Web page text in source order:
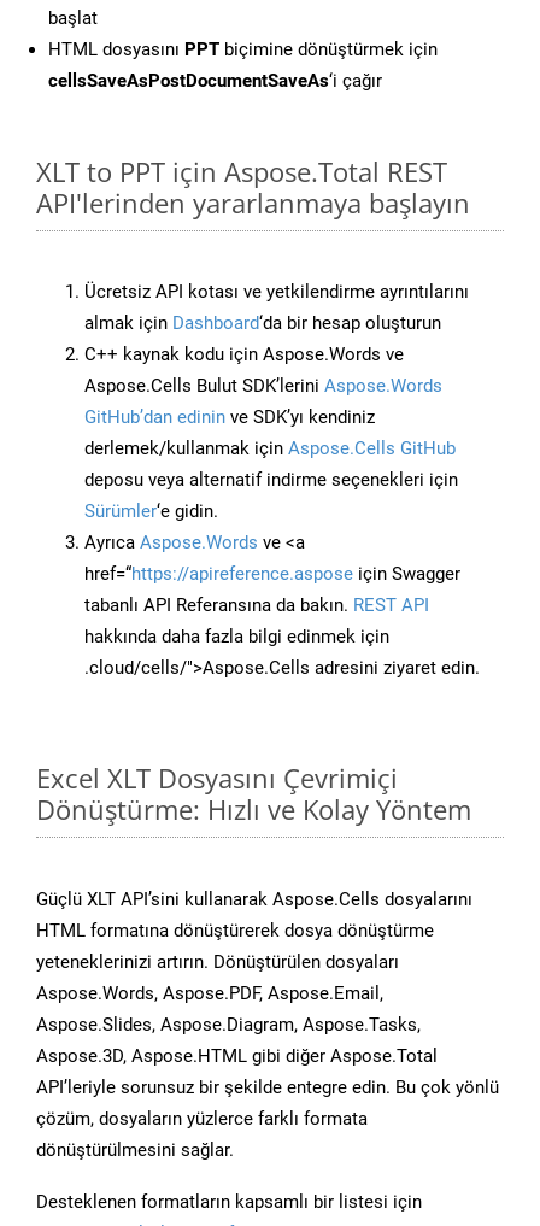
başlat
HTML dosyasını PPT biçimine dönüştürmek için
cellsSaveAsPostDocumentSaveAs‘i çağır
XLT to PPT için Aspose.Total REST
API'lerinden yararlanmaya başlayın
Ücretsiz API kotası ve yetkilendirme ayrıntılarını
almak için Dashboard‘da bir hesap oluşturun
C++ kaynak kodu için Aspose.Words ve
Aspose.Cells Bulut SDK’lerini Aspose.Words
GitHub’dan edinin ve SDK’yı kendiniz
derlemek/kullanmak için Aspose.Cells GitHub
deposu veya alternatif indirme seçenekleri için
Sürümler‘e gidin.
Ayrıca Aspose.Words ve <a
href=“https://apireference.aspose için Swagger
tabanlı API Referansına da bakın. REST API
hakkında daha fazla bilgi edinmek için
.cloud/cells/">Aspose.Cells adresini ziyaret edin.
Excel XLT Dosyasını Çevrimiçi
Dönüştürme: Hızlı ve Kolay Yöntem
Güçlü XLT API’sini kullanarak Aspose.Cells dosyalarını
HTML formatına dönüştürerek dosya dönüştürme
yeteneklerinizi artırın. Dönüştürülen dosyaları
Aspose.Words, Aspose.PDF, Aspose.Email,
Aspose.Slides, Aspose.Diagram, Aspose.Tasks,
Aspose.3D, Aspose.HTML gibi diğer Aspose.Total
API’leriyle sorunsuz bir şekilde entegre edin. Bu çok yönlü
çözüm, dosyaların yüzlerce farklı formata
dönüştürülmesini sağlar.
Desteklenen formatların kapsamlı bir listesi için